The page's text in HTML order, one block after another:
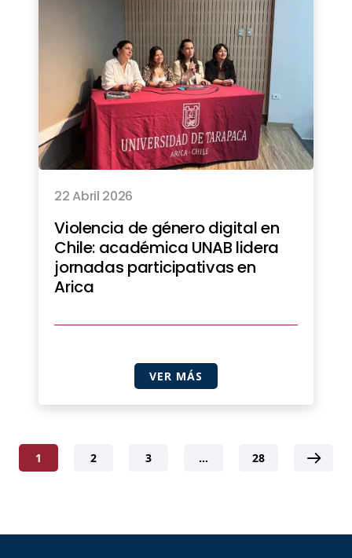
22 Abril 2026
Violencia de género digital en
Chile: académica UNAB lidera
jornadas participativas en
Arica
VER MÁS
1 2 3 … 28